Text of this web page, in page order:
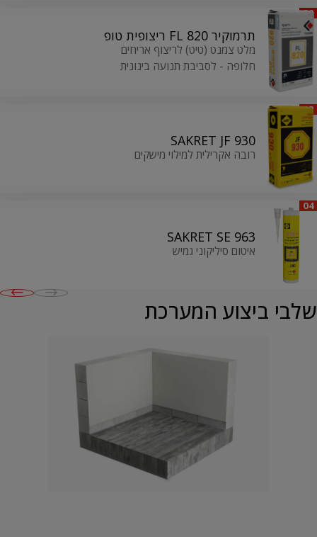
02
תרמוקיר 820 FL ריצופית טופ
מלט צמנט (טיט) לריצוף אריחים
חלופה - לסביבת תנועה בינונית
03
SAKRET JF 930
רובה אקרילית למילוי מישקים
04
SAKRET SE 963
איטום סיליקוני גמיש
שלבי ביצוע המערכת